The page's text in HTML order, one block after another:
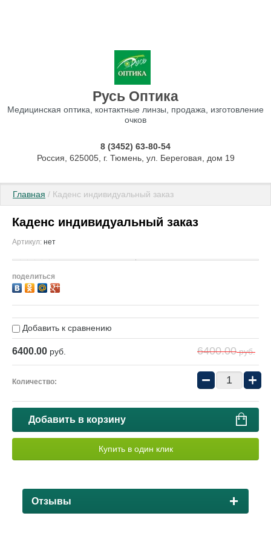
Русь Оптика
Медицинская оптика, контактные линзы, продажа, изготовление
очков
8 (3452) 63-80-54
Россия, 625005, г. Тюмень, ул. Береговая, дом 19
Главная / Каденс индивидуальный заказ
Каденс индивидуальный заказ
Артикул: нет
поделиться
Добавить к сравнению
6400.00 руб. 6400.00руб.
Количество: − +
Добавить в корзину
Купить в один клик
Отзывы